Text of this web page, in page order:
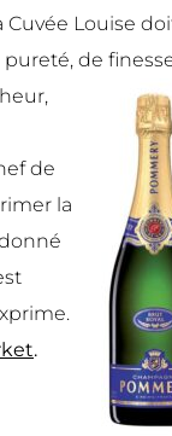
Cuvée Louise
de
de
la
.